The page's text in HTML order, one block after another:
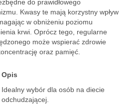
do prawidłowego
Kwasy te mają korzystny wpływ
w obniżeniu poziomu
krwi. Oprócz tego, regularne
może wspierać zdrowie
oraz pamięć.
Opis
Idealny wybór dla osób na diecie
odchudzającej.